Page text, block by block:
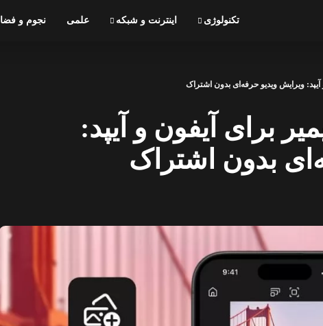
تکنولوژی اینترنت و شبکه علمی نجوم و فضا
آیپد: ویرایش ویدیو حرفه‌ای بدون اشتراک
برای آیفون و آیپد:
بدون اشتراک